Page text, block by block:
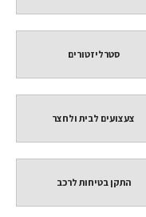
סטרליזטורים
צעצועים לבית ולחצר
התקן בטיחות לרכב